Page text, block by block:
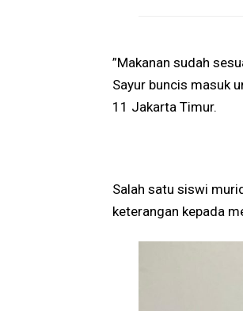
”Makanan sudah
Sayur buncis masuk
11 Jakarta Timur.
Salah satu siswi
keterangan kepada